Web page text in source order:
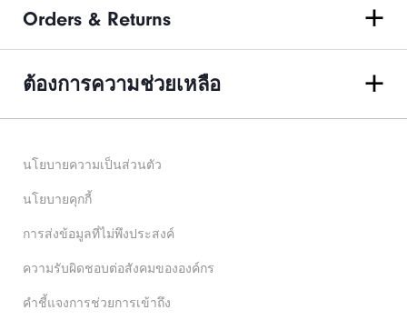
Orders & Returns
ต้องการความช่วยเหลือ
นโยบายความเป็นส่วนตัว
นโยบายคุกกี้
การส่งข้อมูลที่ไม่พึงประสงค์
ความรับผิดชอบต่อสังคมขององค์กร
คําชี้แจงการช่วยการเข้าถึง